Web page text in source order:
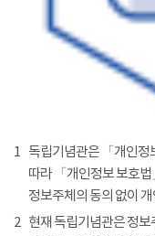
1 독립기념관은 「개인정
따라 「개인정보 보호
정보주체의 동의 없이
2 현재 독립기념관은 정보